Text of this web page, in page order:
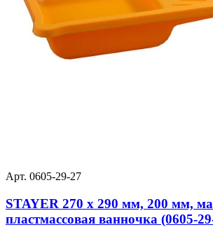
Арт. 0605-29-27
STAYER 270 х 290 мм, 200 мм,
пластмассовая ванночка (0605-